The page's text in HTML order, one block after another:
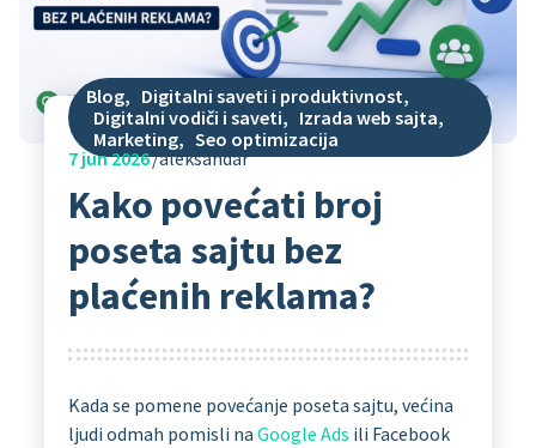
Blog, Digitalni saveti i produktivnost,
Digitalni vodiči i saveti, Izrada web sajta,
Marketing, Seo optimizacija
7jun 2026 aleksandar
Kako povećati broj
poseta sajtu bez
plaćenih reklama?
Kada se pomene povećanje poseta sajtu, većina
ljudi odmah pomisli na Google Ads ili Facebook